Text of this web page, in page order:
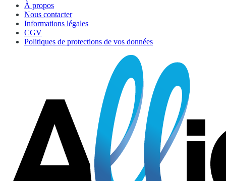
À propos
Nous contacter
Informations légales
CGV
Politiques de protections de vos données